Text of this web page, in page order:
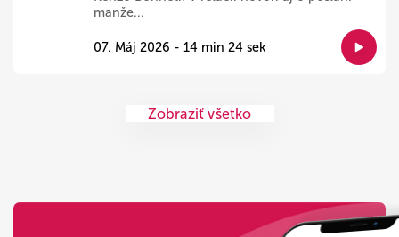
manže...
07. Máj 2026 - 14 min 24 sek
Zobraziť všetko